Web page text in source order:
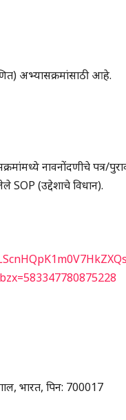
अभ्यासक्रमांसाठी आहे.
नावनोंदणीचे पत्र/
SOP (उद्देशाचे विधान).
भारत, पिन: 700017